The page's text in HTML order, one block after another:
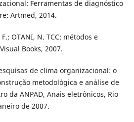
Ferramentas de diagnóstico
Artmed, 2014.
OTANI, N. TCC: métodos e
Books, 2007.
de clima organizacional: o
metodológica e análise de
da ANPAD, Anais eletrônicos, Rio
de 2007.